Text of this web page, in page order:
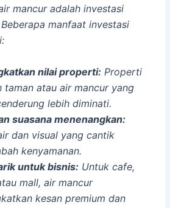
mancur adalah investasi
manfaat investasi
nilai properti:Properti
taman atau air mancur yang
lebih diminati.
suasana menenangkan:
dan visual yang cantik
kenyamanan.
untuk bisnis:Untuk cafe,
mall, air mancur
kesan premium dan